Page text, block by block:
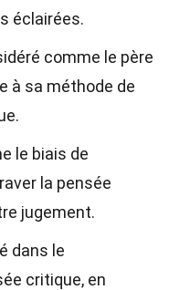
éclairées.
comme le père
à sa méthode de
le biais de
la pensée
jugement.
dans le
critique, en